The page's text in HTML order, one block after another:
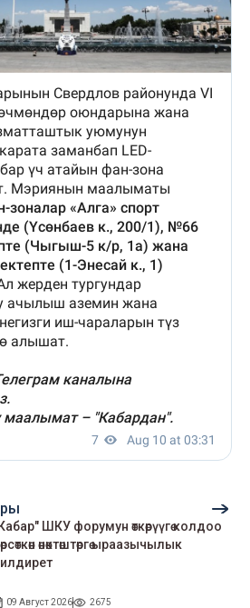
ШКУ форумун өткөрүүгө колдоо
өнөктөштөргө ыраазычылык
09 Август 2026 2675